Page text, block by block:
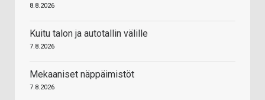
8.8.2026
Kuitu talon ja autotallin välille
7.8.2026
Mekaaniset näppäimistöt
7.8.2026